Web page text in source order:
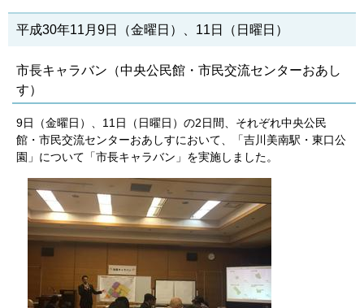
平成30年11月9日（金曜日）、11日（日曜日）
市長キャラバン（中央公民館・市民交流センターおあし
す）
9日（金曜日）、11日（日曜日）の2日間、それぞれ中央公民
館・市民交流センターおあしすにおいて、「吉川美南駅・東口公
園」について「市長キャラバン」を実施しました。